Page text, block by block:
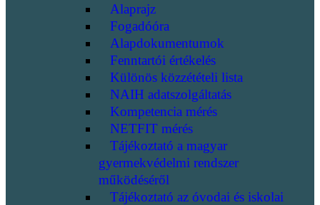
Alaprajz
Fogadóóra
Alapdokumentumok
Fenntartói értékelés
Különös közzétételi lista
NAIH adatszolgáltatás
Kompetencia mérés
NETFIT mérés
Tájékoztató a magyar
gyermekvédelmi rendszer
működéséről
Tájékoztató az óvodai és iskolai